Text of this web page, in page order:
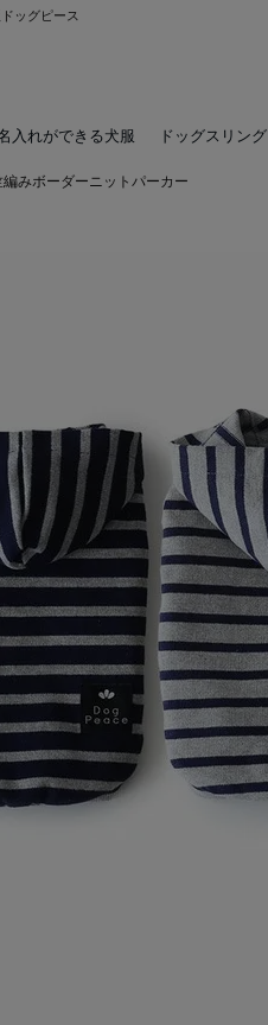
ッグピース
入れができる犬服 ドッグスリング
みボーダーニットパーカー